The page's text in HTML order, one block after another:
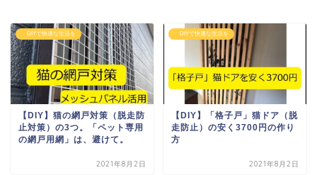
DIYで快適な生活を
【DIY】猫の網戸対策（脱走防
止対策）の3つ。「ペット専用
の網戸用網」は、避けて。
2021年8月2日
DIYで快適な生活を
【DIY】「格子戸」猫ドア（脱
走防止）の安く3700円の作り
方
2021年8月2日